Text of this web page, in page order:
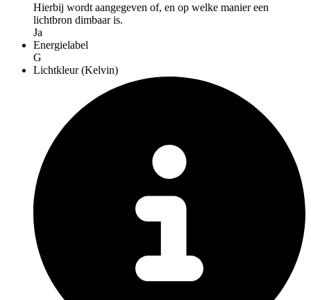
Hierbij wordt aangegeven of, en op welke manier een
lichtbron dimbaar is.
Ja
Energielabel
G
Lichtkleur (Kelvin)